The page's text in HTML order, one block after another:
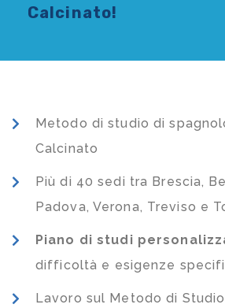
Calcinato!
Metodo di studio di
Calcinato
Più di 40 sedi tra Brescia,
Padova, Verona, Treviso e
Piano di studi
difficoltà e esigenze
Lavoro sul Metodo di